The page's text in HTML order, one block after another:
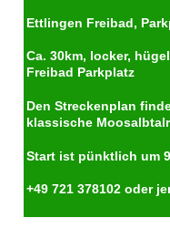
Ettlingen Freibad,
Ca. 30km, locker,
Freibad Parkplatz
Den Streckenplan
klassische
Start ist pünktlich um
+49 721 378102 oder